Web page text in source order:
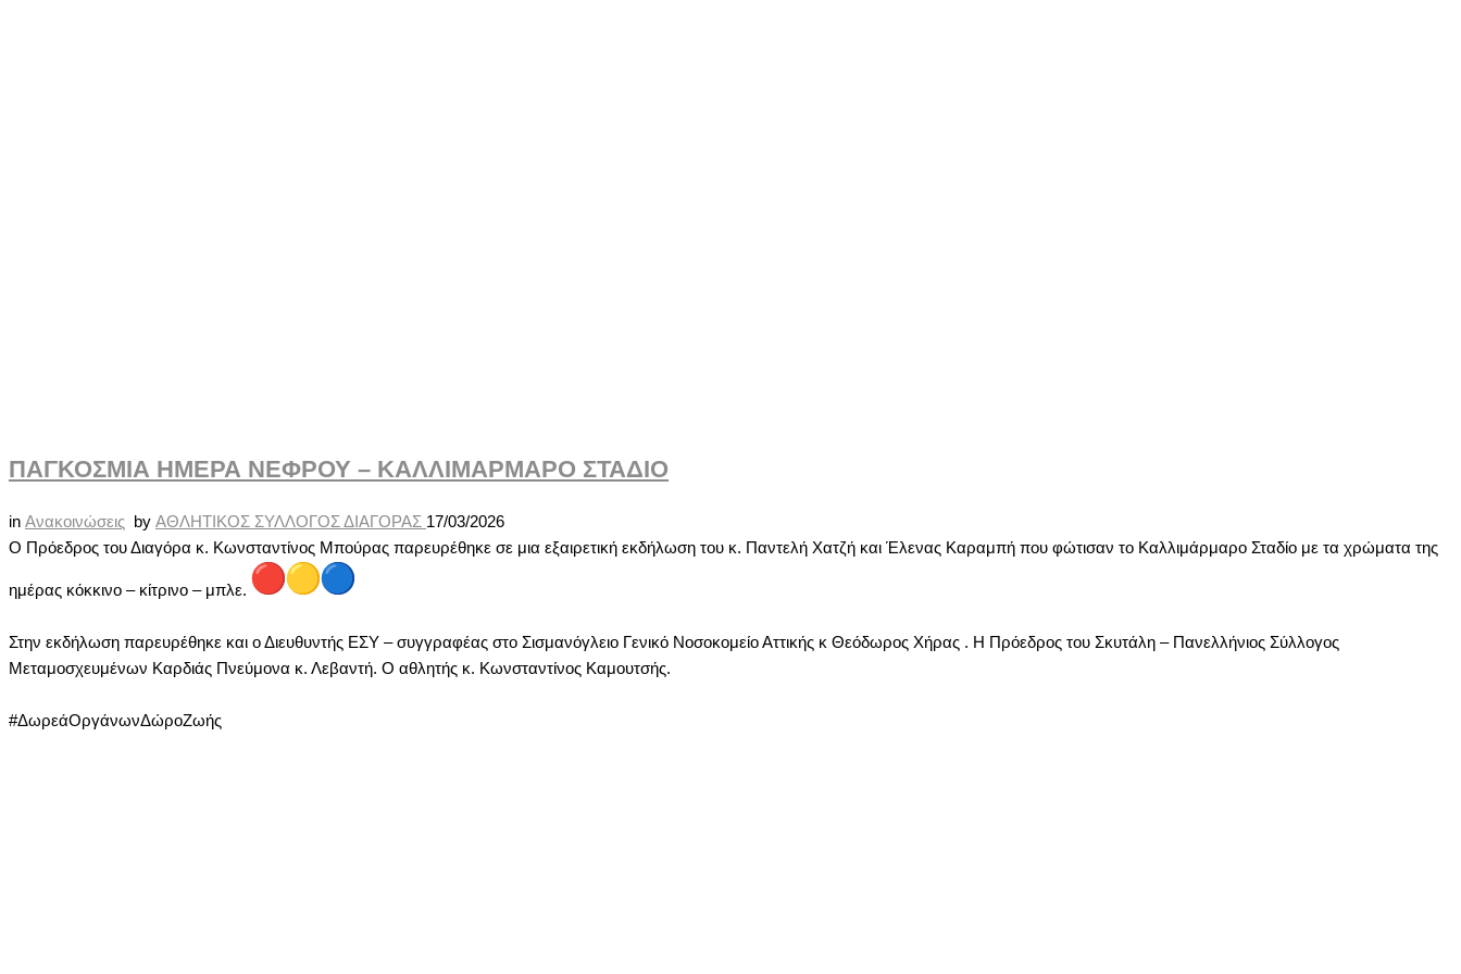
ΠΑΓΚΟΣΜΙΑ ΗΜΕΡΑ ΝΕΦΡΟΥ – ΚΑΛΛΙΜΑΡΜΑΡΟ ΣΤΑΔΙΟ
in Ανακοινώσεις by ΑΘΛΗΤΙΚΟΣ ΣΥΛΛΟΓΟΣ ΔΙΑΓΟΡΑΣ 17/03/2026
Ο Πρόεδρος του Διαγόρα κ. Κωνσταντίνος Μπούρας παρευρέθηκε σε μια εξαιρετική εκδήλωση του κ. Παντελή Χατζή και Έλενας Καραμπή που φώτισαν το Καλλιμάρμαρο Σταδίο με τα χρώματα της
ημέρας κόκκινο – κίτρινο – μπλε.
Στην εκδήλωση παρευρέθηκε και ο Διευθυντής ΕΣΥ – συγγραφέας στο Σισμανόγλειο Γενικό Νοσοκομείο Αττικής κ Θεόδωρος Χήρας . Η Πρόεδρος του Σκυτάλη – Πανελλήνιος Σύλλογος
Μεταμοσχευμένων Καρδιάς Πνεύμονα κ. Λεβαντή. Ο αθλητής κ. Κωνσταντίνος Καμουτσής.
#ΔωρεάΟργάνωνΔώροΖωής